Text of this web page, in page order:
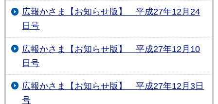
広報かさま【お知らせ版】 平成27年12月24
日号
広報かさま【お知らせ版】 平成27年12月10
日号
広報かさま【お知らせ版】 平成27年12月3日
号